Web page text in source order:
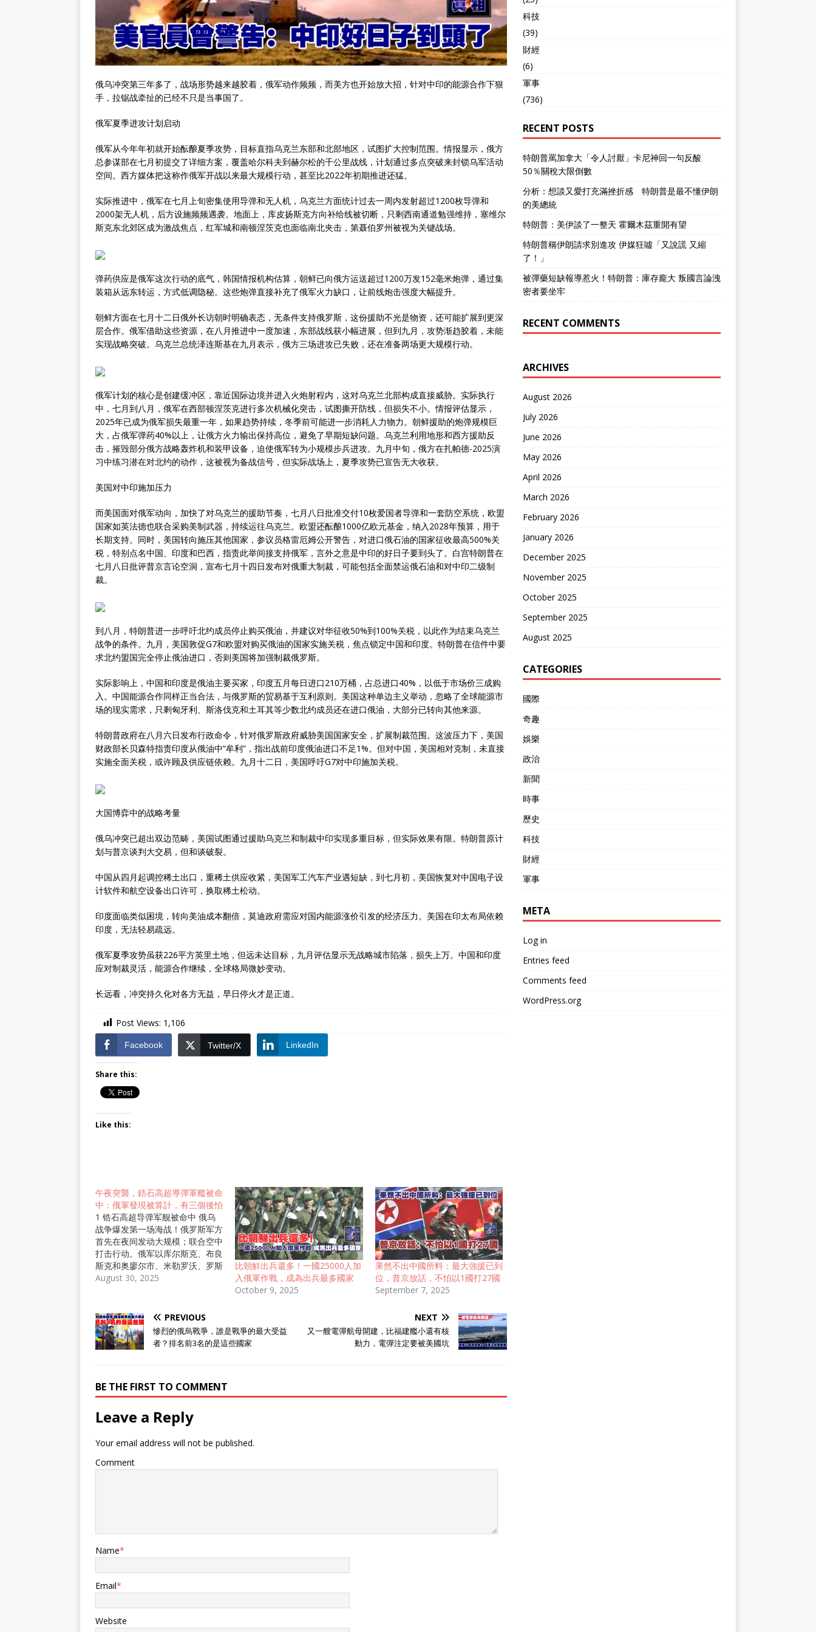
俄乌冲突第三年多了，战场形势越来越胶着，俄军动作频频，而美方也开始放大招，针对中印的能源合作下狠
手，拉锯战牵扯的已经不只是当事国了。
俄军夏季进攻计划启动
俄军从今年年初就开始酝酿夏季攻势，目标直指乌克兰东部和北部地区，试图扩大控制范围。情报显示，俄方
总参谋部在七月初提交了详细方案，覆盖哈尔科夫到赫尔松的千公里战线，计划通过多点突破来封锁乌军活动
空间。西方媒体把这称作俄军开战以来最大规模行动，甚至比2022年初期推进还猛。
实际推进中，俄军在七月上旬密集使用导弹和无人机，乌克兰方面统计过去一周内发射超过1200枚导弹和
2000架无人机，后方设施频频遇袭。地面上，库皮扬斯克方向补给线被切断，只剩西南通道勉强维持，塞维尔
斯克东北郊区成为激战焦点，红军城和南顿涅茨克也面临南北夹击，第聂伯罗州被视为关键战场。
弹药供应是俄军这次行动的底气，韩国情报机构估算，朝鲜已向俄方运送超过1200万发152毫米炮弹，通过集
装箱从远东转运，方式低调隐秘。这些炮弹直接补充了俄军火力缺口，让前线炮击强度大幅提升。
朝鲜方面在七月十二日俄外长访朝时明确表态，无条件支持俄罗斯，这份援助不光是物资，还可能扩展到更深
层合作。俄军借助这些资源，在八月推进中一度加速，东部战线获小幅进展，但到九月，攻势渐趋胶着，未能
实现战略突破。乌克兰总统泽连斯基在九月表示，俄方三场进攻已失败，还在准备两场更大规模行动。
俄军计划的核心是创建缓冲区，靠近国际边境并进入火炮射程内，这对乌克兰北部构成直接威胁。实际执行
中，七月到八月，俄军在西部顿涅茨克进行多次机械化突击，试图撕开防线，但损失不小。情报评估显示，
2025年已成为俄军损失最重一年，如果趋势持续，冬季前可能进一步消耗人力物力。朝鲜援助的炮弹规模巨
大，占俄军弹药40%以上，让俄方火力输出保持高位，避免了早期短缺问题。乌克兰利用地形和西方援助反
击，摧毁部分俄方战略轰炸机和装甲设备，迫使俄军转为小规模步兵进攻。九月中旬，俄方在扎帕德-2025演
习中练习潜在对北约的动作，这被视为备战信号，但实际战场上，夏季攻势已宣告无大收获。
美国对中印施加压力
而美国面对俄军动向，加快了对乌克兰的援助节奏，七月八日批准交付10枚爱国者导弹和一套防空系统，欧盟
国家如英法德也联合采购美制武器，持续运往乌克兰。欧盟还酝酿1000亿欧元基金，纳入2028年预算，用于
长期支持。同时，美国转向施压其他国家，参议员格雷厄姆公开警告，对进口俄石油的国家征收最高500%关
税，特别点名中国、印度和巴西，指责此举间接支持俄军，言外之意是中印的好日子要到头了。白宫特朗普在
七月八日批评普京言论空洞，宣布七月十四日发布对俄重大制裁，可能包括全面禁运俄石油和对中印二级制
裁。
到八月，特朗普进一步呼吁北约成员停止购买俄油，并建议对华征收50%到100%关税，以此作为结束乌克兰
战争的条件。九月，美国敦促G7和欧盟对购买俄油的国家实施关税，焦点锁定中国和印度。特朗普在信件中要
求北约盟国完全停止俄油进口，否则美国将加强制裁俄罗斯。
实际影响上，中国和印度是俄油主要买家，印度五月每日进口210万桶，占总进口40%，以低于市场价三成购
入。中国能源合作同样正当合法，与俄罗斯的贸易基于互利原则。美国这种单边主义举动，忽略了全球能源市
场的现实需求，只剩匈牙利、斯洛伐克和土耳其等少数北约成员还在进口俄油，大部分已转向其他来源。
特朗普政府在八月六日发布行政命令，针对俄罗斯政府威胁美国国家安全，扩展制裁范围。这波压力下，美国
财政部长贝森特指责印度从俄油中“牟利”，指出战前印度俄油进口不足1%。但对中国，美国相对克制，未直接
实施全面关税，或许顾及供应链依赖。九月十二日，美国呼吁G7对中印施加关税。
大国博弈中的战略考量
俄乌冲突已超出双边范畴，美国试图通过援助乌克兰和制裁中印实现多重目标，但实际效果有限。特朗普原计
划与普京谈判大交易，但和谈破裂。
中国从四月起调控稀土出口，重稀土供应收紧，美国军工汽车产业遇短缺，到七月初，美国恢复对中国电子设
计软件和航空设备出口许可，换取稀土松动。
印度面临类似困境，转向美油成本翻倍，莫迪政府需应对国内能源涨价引发的经济压力。美国在印太布局依赖
印度，无法轻易疏远。
俄军夏季攻势虽获226平方英里土地，但远未达目标，九月评估显示无战略城市陷落，损失上万。中国和印度
应对制裁灵活，能源合作继续，全球格局微妙变动。
长远看，冲突持久化对各方无益，早日停火才是正道。
Post Views: 1,106
Facebook Twitter/X LinkedIn
Share this:
Like this:
午夜突襲，鋯石高超導彈軍艦被命
中：俄軍發現被算計，有三個後怕
1 锆石高超导弹军舰被命中 俄乌
战争爆发第一场海战！俄罗斯军方
首先在夜间发动大规模；联合空中
打击行动。俄军以库尔斯克、布良
斯克和奥廖尔市、米勒罗沃、罗斯
托夫州、沙塔洛沃、斯摩棱斯克
克兰发射598架天竺葵-2无人机，
天竺葵-3无人机和非洲菊诱饵无人
机进行打击。很快，俄军又发射9
枚伊斯坎德尔-M弹道导弹和朝鲜
道导弹，俄军图95MS战略轰炸机
发射20 枚 Kh-101 巡航导弹。 但
是，乌军的反击方向，却出人意
外！乌军不具备在俄罗斯本土萨拉
的实力。更加没有，冲进利佩茨克
和沃罗涅日州拦截俄军米格31重
型截击机的战斗力。 整个俄乌边
机，还没有实力闯鬼门关。 乌克
兰国防部情报局把反击目标，放在
了海上！乌克兰国防部情报局幻影
乌军“幻影”特种部队无人机进入亚
速海捷姆留克湾附近，从侧后方超
低空接近，1艘俄军暴徒-M 21631
型导弹舰。整个过程，俄军AK-
August 30, 2025
比朝鮮出兵還多！一國25000人加
入俄軍作戰，成為出兵最多國家
October 9, 2025
果然不出中國所料：最大強援已到
位，普京放話，不怕以1國打27國
September 7, 2025
PREVIOUS
慘烈的俄烏戰爭，誰是戰爭的最大受益
者？排名前3名的是這些國家
NEXT
又一艘電彈航母開建，比福建艦小還有核
動力，電彈注定要被美國坑
BE THE FIRST TO COMMENT
Leave a Reply
Your email address will not be published.
Comment
Name*
Email*
Website
科技
(39)
財經
(6)
軍事
(736)
RECENT POSTS
特朗普罵加拿大「令人討厭」卡尼神回一句反酸
50％關稅大限倒數
分析：想談又愛打充滿挫折感 特朗普是最不懂伊朗
的美總統
特朗普：美伊談了一整天 霍爾木茲重開有望
特朗普稱伊朗請求別進攻 伊媒狂噓「又說謊 又縮
了！」
被彈藥短缺報導惹火！特朗普：庫存龐大 叛國言論洩
密者要坐牢
RECENT COMMENTS
ARCHIVES
August 2026
July 2026
June 2026
May 2026
April 2026
March 2026
February 2026
January 2026
December 2025
November 2025
October 2025
September 2025
August 2025
CATEGORIES
國際
奇趣
娛樂
政治
新聞
時事
歷史
科技
財經
軍事
META
Log in
Entries feed
Comments feed
WordPress.org